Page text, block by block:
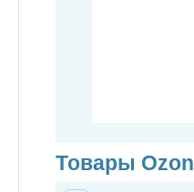
Товары Ozon